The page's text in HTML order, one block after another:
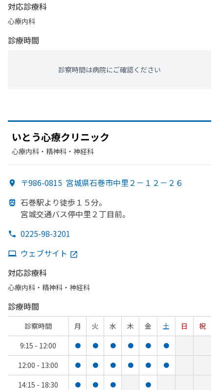
対応診療科
心療内科
診療時間
診察時間は病院にご確認ください
いとう心療クリニック
心療内科・​精神科・神経科
〒986-0815 宮城県石巻市中里２－１２－２６
石巻駅より徒歩１５分。
宮城交通バス停中里２丁目前。
0225-98-3201
ウェブサイト
対応診療科
心療内科・​精神科・神経科
診療時間
診察時間 月 火 水 木 金 土 日
祝
9:15 - 12:00
● ● ● ● ● ●
12:00 - 13:00 ● ● ● ● ● ●
14:15 - 18:30 ● ● ● ●